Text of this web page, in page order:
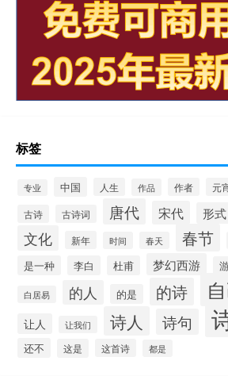
标签
专业 中国 人生 作品 作者 元
古诗 古诗词 唐代 宋代 形式
文化 新年 时间 春天 春节
是一种 李白 杜甫 梦幻西游
白居易 的人 的是 的诗
让人 让我们 诗人 诗句
还不 这是 这首诗 都是